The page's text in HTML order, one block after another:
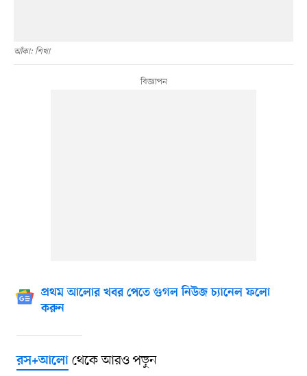
আঁকা: শিখা
প্রথম আলোর খবর পেতে গুগল নিউজ চ্যানেল ফলো
করুন
রস+আলোথেকে আরও পড়ুন